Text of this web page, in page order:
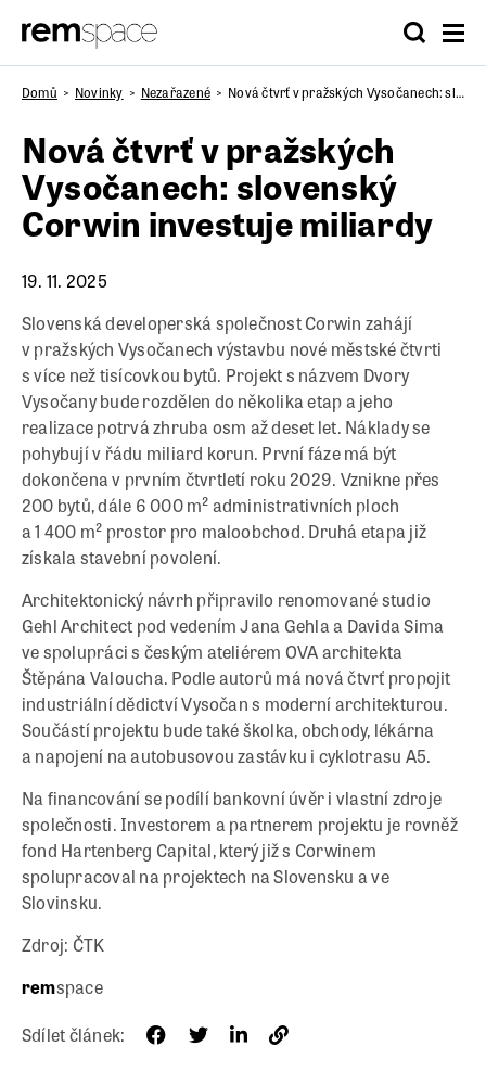
Domů Novinky Nezařazené Nová čtvrť v pražských Vysočanech: slovenský Corwin investuje miliardy
Nová čtvrť v pražských
Vysočanech: slovenský
Corwin investuje miliardy
19. 11. 2025
Slovenská developerská společnost Corwin zahájí
v pražských Vysočanech výstavbu nové městské čtvrti
s více než tisícovkou bytů. Projekt s názvem Dvory
Vysočany bude rozdělen do několika etap a jeho
realizace potrvá zhruba osm až deset let. Náklady se
pohybují v řádu miliard korun. První fáze má být
dokončena v prvním čtvrtletí roku 2029. Vznikne přes
200 bytů, dále 6 000 m² administrativních ploch
a 1 400 m² prostor pro maloobchod. Druhá etapa již
získala stavební povolení.
Architektonický návrh připravilo renomované studio
Gehl Architect pod vedením Jana Gehla a Davida Sima
ve spolupráci s českým ateliérem OVA architekta
Štěpána Valoucha. Podle autorů má nová čtvrť propojit
industriální dědictví Vysočan s moderní architekturou.
Součástí projektu bude také školka, obchody, lékárna
a napojení na autobusovou zastávku i cyklotrasu A5.
Na financování se podílí bankovní úvěr i vlastní zdroje
společnosti. Investorem a partnerem projektu je rovněž
fond Hartenberg Capital, který již s Corwinem
spolupracoval na projektech na Slovensku a ve
Slovinsku.
Zdroj: ČTK
remspace
Sdílet článek: